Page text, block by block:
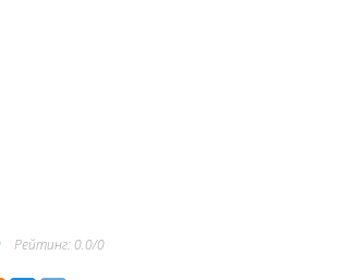
Рейтинг: 0.0/0